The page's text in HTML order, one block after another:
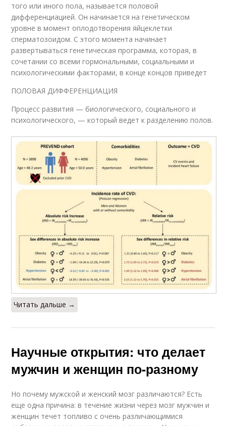
того или иного пола, назы­вается половой
дифференциацией. Он начинается на генетическом
уровне в момент оплодо­творения яйцеклетки
сперматозоидом. С этого момента начинает
развертываться генетическая программа, ко­торая, в
сочетании со всеми гормональными, социальными и
психологическими факторами, в конце концов приведет
ПОЛОВАЯ ДИФФЕРЕНЦИАЦИЯ
Процесс развития — биологиче­ского, социального и
психологи­ческого, — который ведет к разде­лению полов.
Читать дальше →
Научные открытия: что делает
мужчин и женщин по-разному
Но почему мужской и женский мозг различаются? Есть
еще одна причина: в течение жизни через мозг мужчин и
женщин течет топливо с очень различающимися